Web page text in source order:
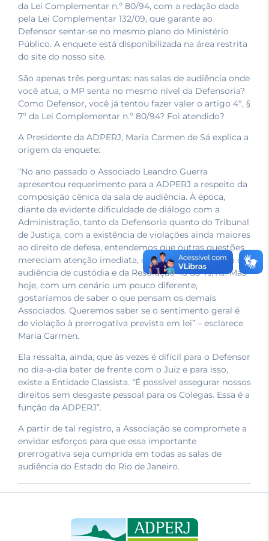
da Lei Complementar n.º 80/94, com a redação dada
pela Lei Complementar 132/09, que garante ao
Defensor sentar-se no mesmo plano do Ministério
Público. A enquete está disponibilizada na área restrita
do site do nosso site.
São apenas três perguntas: nas salas de audiência onde
você atua, o MP senta no mesmo nível da Defensoria?
Como Defensor, você já tentou fazer valer o artigo 4º, §
7º da Lei Complementar n.º 80/94? Foi atendido?
A Presidente da ADPERJ, Maria Carmen de Sá explica a
origem da enquete:
“No ano passado o Associado Leandro Guerra
apresentou requerimento para a ADPERJ a respeito da
composição cênica da sala de audiência. À época,
diante da evidente dificuldade de diálogo com a
Administração, tanto da Defensoria quanto do Tribunal
de Justiça, com a existência de violações ainda maiores
ao direito de defesa, entendemos que outras questões
mereciam atenção imediata, como o debate acerca da
audiência de custódia e da Resolução 45 do TJ/RJ. Mas
hoje, com um cenário um pouco diferente,
gostaríamos de saber o que pensam os demais
Associados. Queremos saber se o sentimento geral é
de violação à prerrogativa prevista em lei” – esclarece
Maria Carmen.
Ela ressalta, ainda, que às vezes é difícil para o Defensor
no dia-a-dia bater de frente com o Juiz e para isso,
existe a Entidade Classista. “É possível assegurar nossos
direitos sem desgaste pessoal para os Colegas. Essa é a
função da ADPERJ”.
A partir de tal registro, a Associação se compromete a
envidar esforços para que essa importante
prerrogativa seja cumprida em todas as salas de
audiência do Estado do Rio de Janeiro.